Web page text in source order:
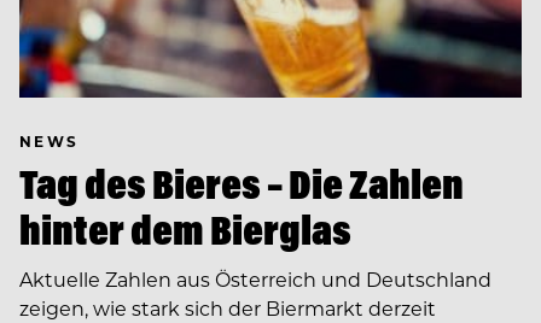
NEWS
Tag des Bieres – Die Zahlen
hinter dem Bierglas
Aktuelle Zahlen aus Österreich und Deutschland
zeigen, wie stark sich der Biermarkt derzeit